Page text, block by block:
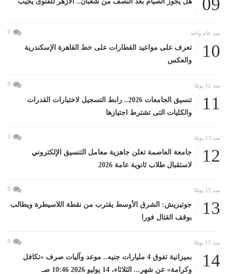
09
منذ عام واحد 0
10
تعرف على مواعيد القطارات على خط القاهرة الإسكندرية
والعكس
منذ 12 يومًا 0
11
تنسيق الجامعات 2026.. رابط التسجيل لاختبارات القدرات
والكليات التى تشترط اجتيازها
منذ 13 يومًا 0
12
جامعة العاصمة تعلن جاهزية معامل التنسيق الإلكتروني
لاستقبال طلاب ثانوية عامة 2026
منذ 15 يومًا 0
13
جوتيريش: الشرق الأوسط يقترب من نقطة اللاسيطرة ويطالب
بوقف القتال فورا
منذ 15 يومًا 0
14
بميزانية تفوق 4 مليارات جنيه.. موعد وآليات صرف «تكافل
وكرامة» عن شهر... الثلاثاء، 14 يوليو 2026 10:46 صـ